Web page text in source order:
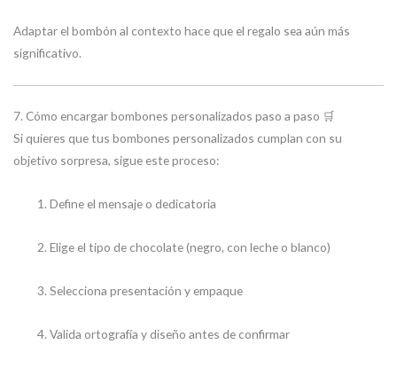
Adaptar el bombón al contexto hace que el regalo sea aún más
significativo.
7. Cómo encargar bombones personalizados paso a paso 🛒
Si quieres que tus bombones personalizados cumplan con su
objetivo sorpresa, sigue este proceso:
Define el mensaje o dedicatoria
Elige el tipo de chocolate (negro, con leche o blanco)
Selecciona presentación y empaque
Valida ortografía y diseño antes de confirmar